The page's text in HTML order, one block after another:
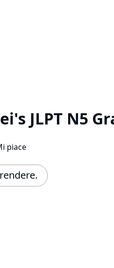
JLPT N5
piace